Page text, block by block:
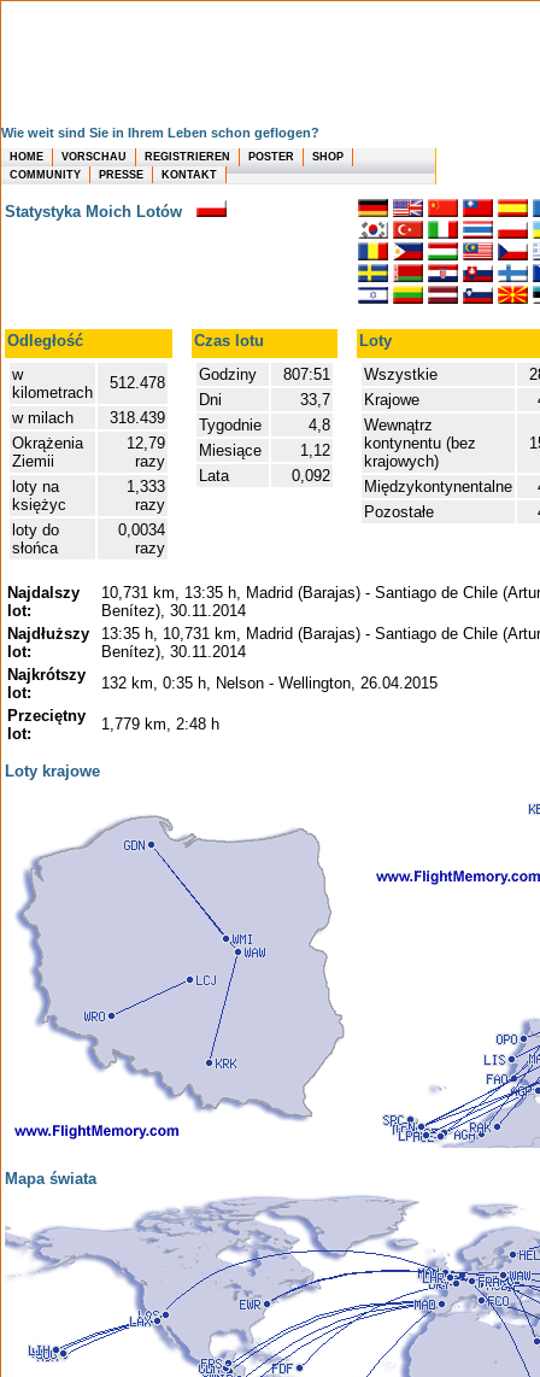
Wie weit sind Sie in Ihrem Leben schon geflogen?
HOME VORSCHAU REGISTRIEREN POSTER
SHOP
COMMUNITY
PRESSE KONTAKT
Statystyka Moich Lotów
Odległość Czas lotu
Loty
w
kilometrach
512.478
w milach
318.439
Okrążenia
Ziemii
12,79
razy
loty na
księżyc
1,333
razy
loty do
słońca
0,0034
razy
Godziny
807:51
Dni
33,7
Tygodnie
4,8
Miesiące
1,12
Lata
0,092
Wszystkie
Krajowe
Wewnątrz
kontynentu (bez
krajowych)
Międzykontynentalne
Pozostałe
Najdalszy
lot:
10,731 km, 13:35 h, Madrid (Barajas) - Santiago de Chile
Benítez), 30.11.2014
Najdłuższy
lot:
13:35 h, 10,731 km, Madrid (Barajas) - Santiago de Chile
Benítez), 30.11.2014
Najkrótszy
lot:
132 km, 0:35 h, Nelson - Wellington, 26.04.2015
Przeciętny
lot:
1,779 km, 2:48 h
Loty krajowe
Mapa świata